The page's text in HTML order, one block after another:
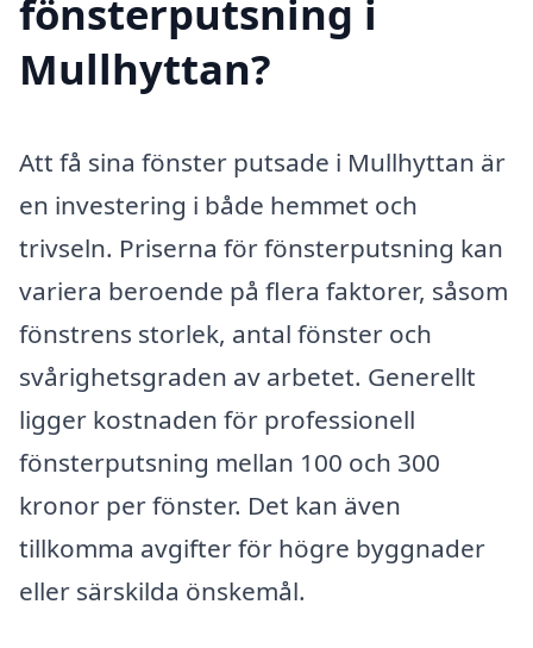
fönsterputsning i
Mullhyttan?
Att få sina fönster putsade i Mullhyttan är
en investering i både hemmet och
trivseln. Priserna för fönsterputsning kan
variera beroende på flera faktorer, såsom
fönstrens storlek, antal fönster och
svårighetsgraden av arbetet. Generellt
ligger kostnaden för professionell
fönsterputsning mellan 100 och 300
kronor per fönster. Det kan även
tillkomma avgifter för högre byggnader
eller särskilda önskemål.